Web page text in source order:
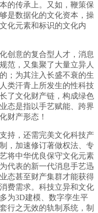
的传承上。又如，鞭策保
是数据化的文化资本，操
化元素和标识的文化内
意的复合型人才，消息
范，又集聚了大量立异人
；为其注入长盛不衰的生
类汗青上所发生的性科技
了文化财产链，构成绿色
态是指以手艺赋能、跨界
财产形态！
，还需完美文化科技产
，加速修订著做权法、专
将中华优良保守文化元素
代表的新一代消息手艺迅
态甚至财产集群才能获得
费需求。科技立异和文化
为3D建模、数字孪生平
行之无效的轨制系统，制